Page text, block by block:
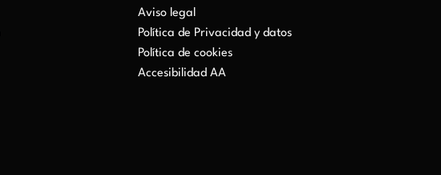
Aviso legal
Política de Privacidad y datos
Política de cookies
Accesibilidad AA